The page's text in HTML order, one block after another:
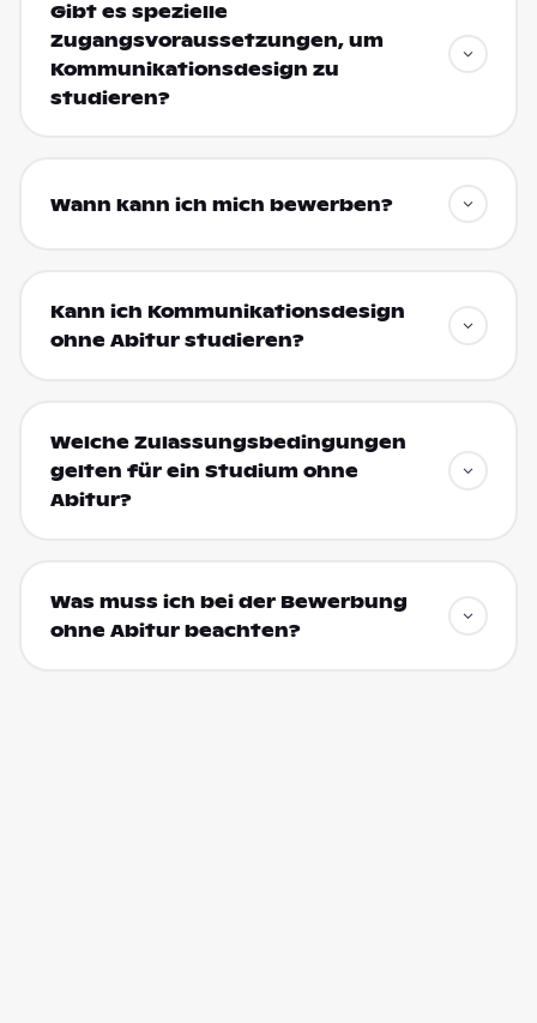
Gibt es spezielle
Zugangsvoraussetzungen, um
Kommunikationsdesign zu
studieren?
Wann kann ich mich bewerben?
Kann ich Kommunikationsdesign
ohne Abitur studieren?
Welche Zulassungsbedingungen
gelten für ein Studium ohne
Abitur?
Was muss ich bei der Bewerbung
ohne Abitur beachten?